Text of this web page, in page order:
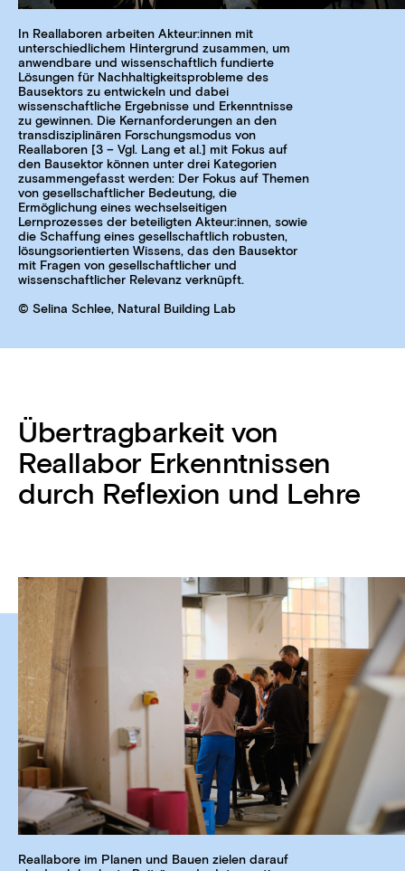
In Reallaboren arbeiten Akteur:innen mit
unterschiedlichem Hintergrund zusammen, um
anwendbare und wissenschaftlich fundierte
Lösungen für Nachhaltigkeitsprobleme des
Bausektors zu entwickeln und dabei
wissenschaftliche Ergebnisse und Erkenntnisse
zu gewinnen. Die Kernanforderungen an den
transdisziplinären Forschungsmodus von
Reallaboren [3 – Vgl. Lang et al.] mit Fokus auf
den Bausektor können unter drei Kategorien
zusammengefasst werden: Der Fokus auf Themen
von gesellschaftlicher Bedeutung, die
Ermöglichung eines wechselseitigen
Lernprozesses der beteiligten Akteur:innen, sowie
die Schaffung eines gesellschaftlich robusten,
lösungsorientierten Wissens, das den Bausektor
mit Fragen von gesellschaftlicher und
wissenschaftlicher Relevanz verknüpft.
© Selina Schlee, Natural Building Lab
Übertragbarkeit von
Reallabor Erkenntnissen
durch Reflexion und Lehre
Reallabore im Planen und Bauen zielen darauf